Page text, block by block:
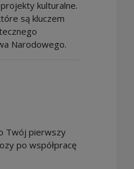
kulturalne.
są kluczem
Narodowego.
Twój pierwszy
po współpracę